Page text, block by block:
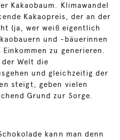
Kakaobaum. Klimawandel
Kakaopreis, der an der
(ja, wer weiß eigentlich
und -bäuerinnen
zu generieren.
Welt die
und gleichzeitig der
steigt, geben vielen
Grund zur Sorge.
kann man denn